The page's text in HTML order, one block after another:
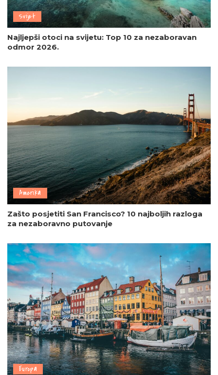
Svijet
Najljepši otoci na svijetu: Top 10 za nezaboravan
odmor 2026.
Amerika
Zašto posjetiti San Francisco? 10 najboljih razloga
za nezaboravno putovanje
Europa